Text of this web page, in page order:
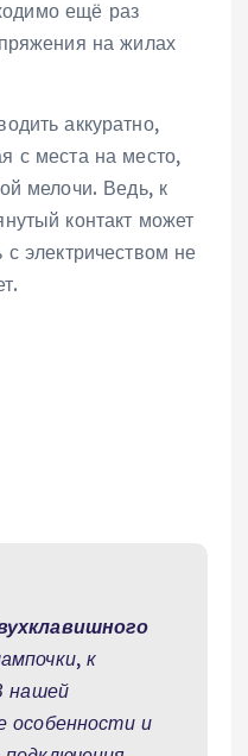
аккуратно,
с места на место,
мелочи. Ведь, к
контакт может
электричеством не
к
нашей
особенности и